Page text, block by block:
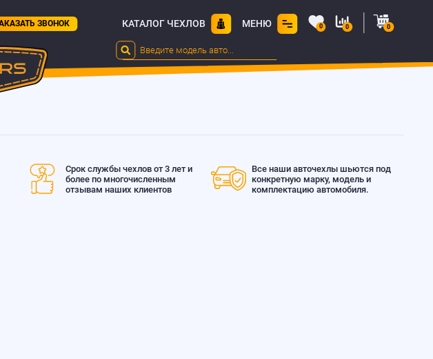
ЗВОНОК КАТАЛОГ ЧЕХЛОВ МЕНЮ 0 0 0
Срок службы чехлов от 3 лет и
более по многочисленным
отзывам наших клиентов
Все наши авточехлы шьются под
конкретную марку, модель и
комплектацию автомобиля.